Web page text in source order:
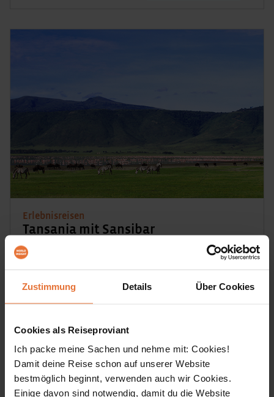
Zustimmung Details Über Cookies
Cookies als Reiseproviant
Ich packe meine Sachen und nehme mit: Cookies!
Damit deine Reise schon auf unserer Website
bestmöglich beginnt, verwenden auch wir Cookies.
Einige davon sind notwendig, damit du die Website
Erlebnisreisen
Tansania mit Sansibar
Grandiose Tierwelt und Traumstrände
Erlebe Tansania umfassend. Wir gehen auf Pirsch in der
berühmten Serengeti, begegnen den Masai, wandern durch
ab € 5.199,-
DETAILS & BUCHEN